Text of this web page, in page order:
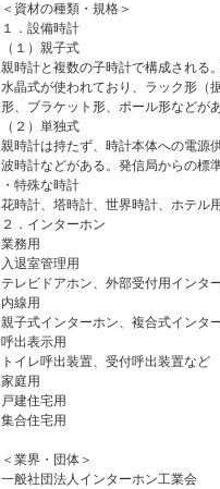
＜資材の種類・規格＞
１．設備時計
（１）親子式
親時計と複数の子時計で構成される
水晶式が使われており、ラック形（
形、ブラケット形、ポール形などが
（２）単独式
親時計は持たず、時計本体への電源
波時計などがある。発信局からの標
・特殊な時計
花時計、塔時計、世界時計、ホテル
２．インターホン
業務用
入退室管理用
テレビドアホン、外部受付用インタ
内線用
親子式インターホン、複合式インタ
呼出表示用
トイレ呼出装置、受付呼出装置など
家庭用
戸建住宅用
集合住宅用
＜業界・団体＞
一般社団法人インターホン工業会